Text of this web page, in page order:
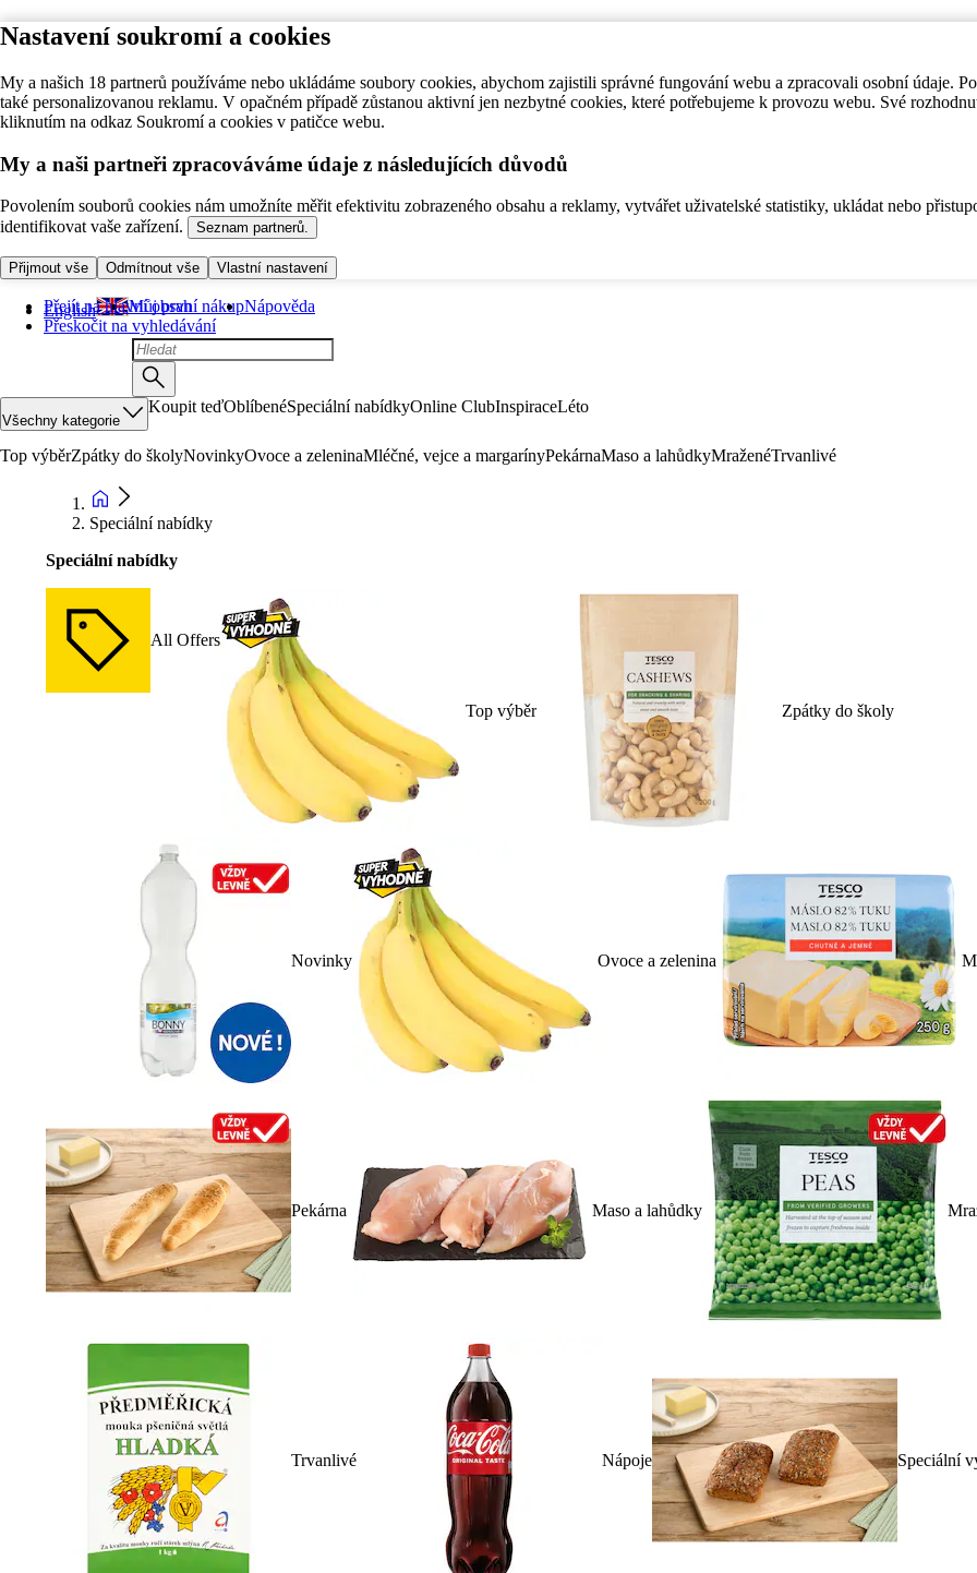
Nastavení soukromí a cookies
My a našich 18 partnerů používáme nebo ukládáme soubory cookies, abychom zajistili správné fungování webu a zpracovali osobní údaje.
také personalizovanou reklamu. V opačném případě zůstanou aktivní jen nezbytné cookies, které potřebujeme k provozu webu. Své
kliknutím na odkaz Soukromí a cookies v patičce webu.
My a naši partneři zpracováváme údaje z následujících důvodů
Povolením souborů cookies nám umožníte měřit efektivitu zobrazeného obsahu a reklamy, vytvářet uživatelské statistiky, ukládat nebo
identifikovat vaše zařízení.
Seznam partnerů.
Přijmout vše Odmítnout vše Vlastní nastavení
Přejít na hlavní obsah
Přeskočit na vyhledávání
English Můj první nákupNápověda
Všechny kategorie
Koupit teďOblíbenéSpeciální nabídkyOnline ClubInspiraceLéto
Top výběrZpátky do školyNovinkyOvoce a zeleninaMléčné, vejce a margarínyPekárnaMaso a lahůdkyMraženéTrvanlivé
Speciální nabídky
Speciální nabídky
All Offers
Top výběr Zpátky do školy
Novinky Ovoce a zelenina
Pekárna Maso a lahůdky
Trvanlivé Nápoje Speciální